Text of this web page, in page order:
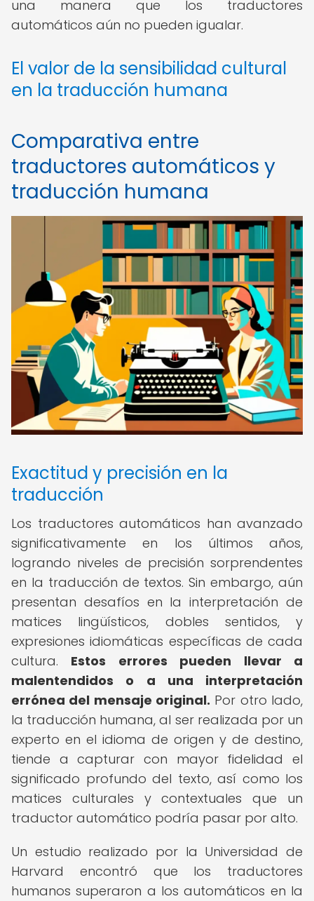
una manera que los traductores
automáticos aún no pueden igualar.
El valor de la sensibilidad cultural
en la traducción humana
Comparativa entre
traductores automáticos y
traducción humana
Exactitud y precisión en la
traducción
Los traductores automáticos han avanzado
significativamente en los últimos años,
logrando niveles de precisión sorprendentes
en la traducción de textos. Sin embargo, aún
presentan desafíos en la interpretación de
matices lingüísticos, dobles sentidos, y
expresiones idiomáticas específicas de cada
cultura. Estos errores pueden llevar a
malentendidos o a una interpretación
errónea del mensaje original. Por otro lado,
la traducción humana, al ser realizada por un
experto en el idioma de origen y de destino,
tiende a capturar con mayor fidelidad el
significado profundo del texto, así como los
matices culturales y contextuales que un
traductor automático podría pasar por alto.
Un estudio realizado por la Universidad de
Harvard encontró que los traductores
humanos superaron a los automáticos en la